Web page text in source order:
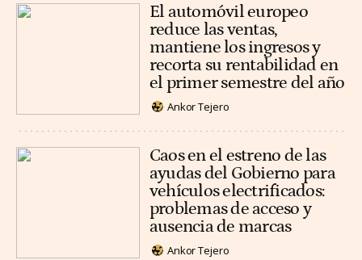
El automóvil europeo
reduce las ventas,
mantiene los ingresos y
recorta su rentabilidad en
el primer semestre del año
Ankor Tejero
Caos en el estreno de las
ayudas del Gobierno para
vehículos electrificados:
problemas de acceso y
ausencia de marcas
Ankor Tejero